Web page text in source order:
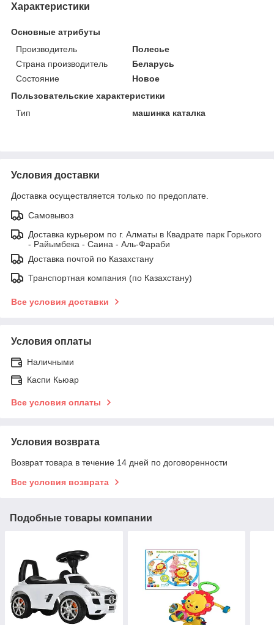
Характеристики
Основные атрибуты
Производитель
Полесье
Страна производитель
Беларусь
Состояние
Новое
Пользовательские характеристики
Тип
машинка каталка
Условия доставки
Доставка осуществляется только по предоплате.
Самовывоз
Доставка курьером по г. Алматы в Квадрате парк Горького
- Райымбека - Саина - Аль-Фараби
Доставка почтой по Казахстану
Транспортная компания (по Казахстану)
Все условия доставки
Условия оплаты
Наличными
Каспи Кьюар
Все условия оплаты
Условия возврата
Возврат товара в течение 14 дней по договоренности
Все условия возврата
Подобные товары компании